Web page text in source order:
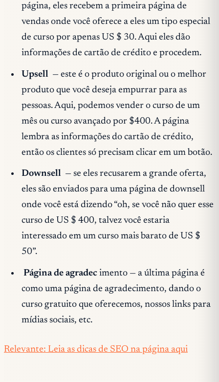
página, eles recebem a primeira página de
vendas onde você oferece a eles um tipo especial
de curso por apenas US $ 30. Aqui eles dão
informações de cartão de crédito e procedem.
Upsell — este é o produto original ou o melhor
produto que você deseja empurrar para as
pessoas. Aqui, podemos vender o curso de um
mês ou curso avançado por $400. A página
lembra as informações do cartão de crédito,
então os clientes só precisam clicar em um botão.
Downsell — se eles recusarem a grande oferta,
eles são enviados para uma página de downsell
onde você está dizendo “oh, se você não quer esse
curso de US $ 400, talvez você estaria
interessado em um curso mais barato de US $
50”.
Página de agradec imento — a última página é
como uma página de agradecimento, dando o
curso gratuito que oferecemos, nossos links para
mídias sociais, etc.
Relevante: Leia as dicas de SEO na página aqui